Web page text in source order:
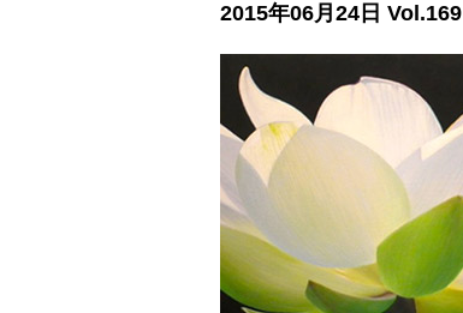
2015年06月24日 Vol.169